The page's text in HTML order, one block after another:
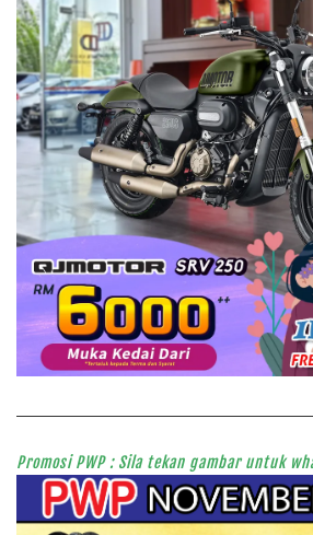
Promosi PWP : Sila tekan gambar untuk